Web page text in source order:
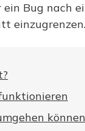
Bug nach
einzugrenzen.
können